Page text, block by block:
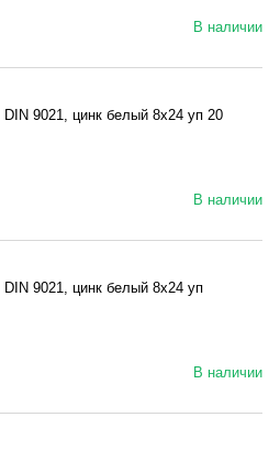
В наличии
9021, цинк белый 8x24 уп 20
В наличии
9021, цинк белый 8x24 уп
В наличии